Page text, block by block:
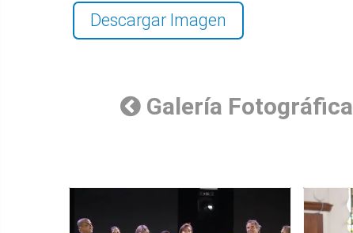
Descargar Imagen
Galería Fotográfica